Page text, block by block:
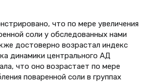
что по мере увеличения
соли у обследованных нами
достоверно возрастал индекс
динамики центрального АД
что оно возрастает по мере
поваренной соли в группах